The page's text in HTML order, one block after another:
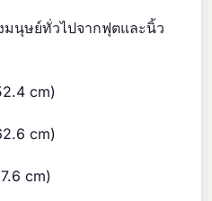
นุษย์ทั่วไปจากฟุตและนิ้ว
cm)
cm)
cm)